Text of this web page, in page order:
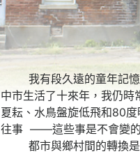
我有段久遠的童年記憶
中市生活了十來年，我仍
夏耘、水鳥盤旋低飛和80
往事 ——這些事是不會變的
都市與鄉村間的轉換是